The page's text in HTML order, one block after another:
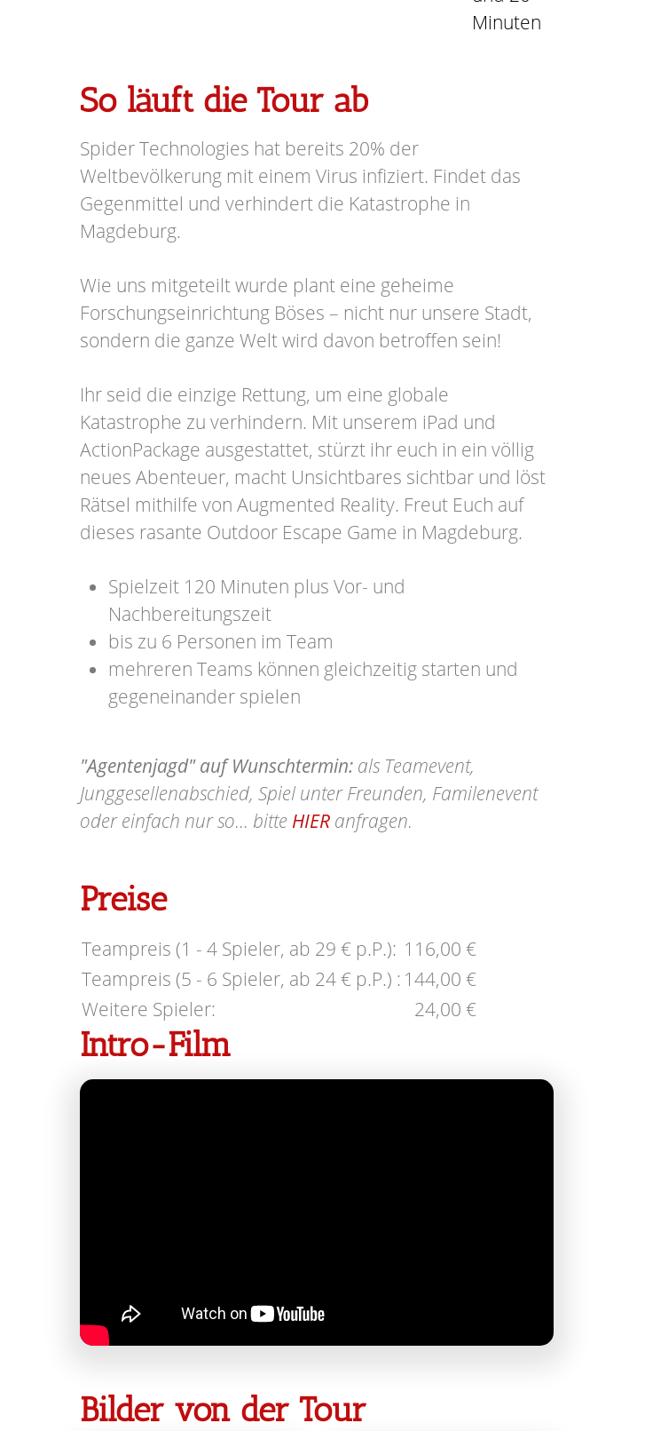
Minuten
So läuft die Tour ab
Spider Technologies hat bereits 20% der
Weltbevölkerung mit einem Virus infiziert. Findet das
Gegenmittel und verhindert die Katastrophe in
Magdeburg.
Wie uns mitgeteilt wurde plant eine geheime
Forschungseinrichtung Böses – nicht nur unsere Stadt,
sondern die ganze Welt wird davon betroffen sein!
Ihr seid die einzige Rettung, um eine globale
Katastrophe zu verhindern. Mit unserem iPad und
ActionPackage ausgestattet, stürzt ihr euch in ein völlig
neues Abenteuer, macht Unsichtbares sichtbar und löst
Rätsel mithilfe von Augmented Reality. Freut Euch auf
dieses rasante Outdoor Escape Game in Magdeburg.
Spielzeit 120 Minuten plus Vor- und
Nachbereitungszeit
bis zu 6 Personen im Team
mehreren Teams können gleichzeitig starten und
gegeneinander spielen
"Agentenjagd" auf Wunschtermin: als Teamevent,
Junggesellenabschied, Spiel unter Freunden, Familenevent
oder einfach nur so... bitte HIER anfragen.
Preise
Teampreis (1 - 4 Spieler, ab 29 € p.P.): 116,00 €
Teampreis (5 - 6 Spieler, ab 24 € p.P.) : 144,00 €
Weitere Spieler:
24,00 €
Intro-Film
Bilder von der Tour